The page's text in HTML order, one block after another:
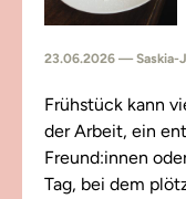
23.06.2026 — Saskia-
Frühstück kann
der Arbeit, ein
Freund:innen
Tag, bei dem